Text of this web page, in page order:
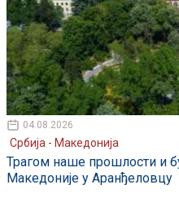
04.08.2026
Србија - Македонија
Трагом наше прошлости и
Македоније у Аранђеловцу